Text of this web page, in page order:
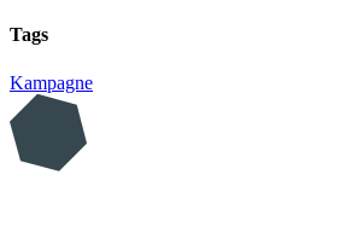
Tags
Kampagne